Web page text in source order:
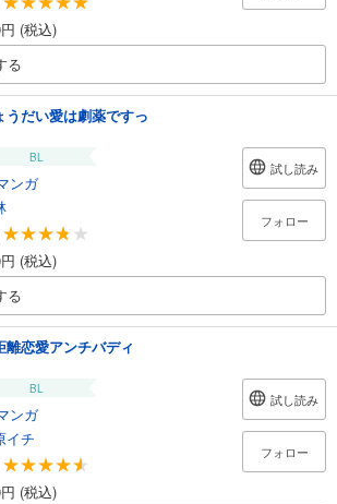
(税込)
る
うだい愛は劇薬ですっ
BL
ンガ
(税込)
試し読み
フォロー
る
離恋愛アンチバディ
BL
ンガ
イチ
(税込)
試し読み
フォロー